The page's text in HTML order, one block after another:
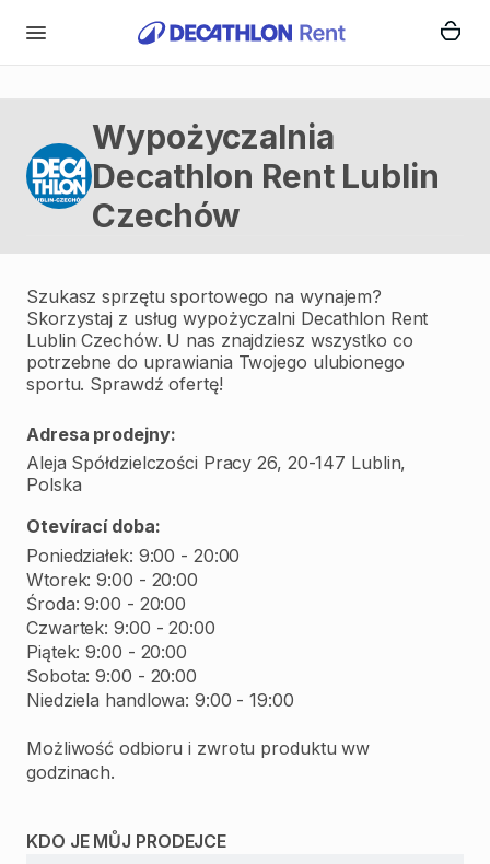
Wypożyczalnia
Decathlon Rent Lublin
Czechów
Szukasz sprzętu sportowego na wynajem?
Skorzystaj z usług wypożyczalni Decathlon Rent
Lublin Czechów. U nas znajdziesz wszystko co
potrzebne do uprawiania Twojego ulubionego
sportu. Sprawdź ofertę!
Adresa prodejny:
Aleja Spółdzielczości Pracy 26, 20-147 Lublin,
Polska
Otevírací doba:
Poniedziałek: 9:00 - 20:00
Wtorek: 9:00 - 20:00
Środa: 9:00 - 20:00
Czwartek: 9:00 - 20:00
Piątek: 9:00 - 20:00
Sobota: 9:00 - 20:00
Niedziela handlowa: 9:00 - 19:00
Możliwość odbioru i zwrotu produktu ww
godzinach.
KDO JE MŮJ PRODEJCE